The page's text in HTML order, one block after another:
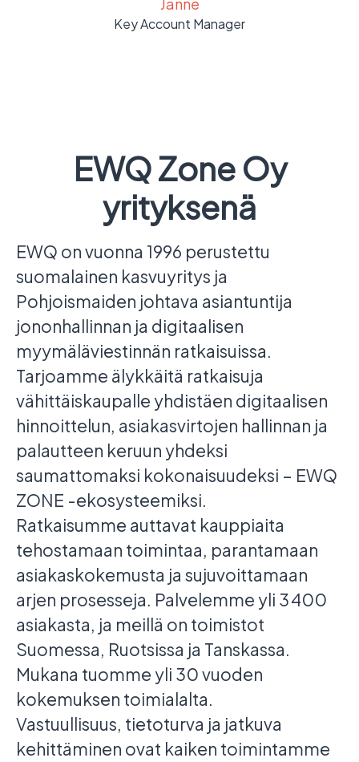
Key Account Manager
EWQ Zone Oy
yrityksenä
EWQ on vuonna 1996 perustettu
suomalainen kasvuyritys ja
Pohjoismaiden johtava asiantuntija
jononhallinnan ja digitaalisen
myymäläviestinnän ratkaisuissa.
Tarjoamme älykkäitä ratkaisuja
vähittäiskaupalle yhdistäen digitaalisen
hinnoittelun, asiakasvirtojen hallinnan ja
palautteen keruun yhdeksi
saumattomaksi kokonaisuudeksi – EWQ
ZONE -ekosysteemiksi.
Ratkaisumme auttavat kauppiaita
tehostamaan toimintaa, parantamaan
asiakaskokemusta ja sujuvoittamaan
arjen prosesseja. Palvelemme yli 3 400
asiakasta, ja meillä on toimistot
Suomessa, Ruotsissa ja Tanskassa.
Mukana tuomme yli 30 vuoden
kokemuksen toimialalta.
Vastuullisuus, tietoturva ja jatkuva
kehittäminen ovat kaiken toimintamme